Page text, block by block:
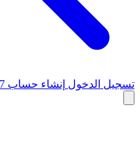
تسجيل الدخول إنشاء حساب 7 يوم بدون إعلانات